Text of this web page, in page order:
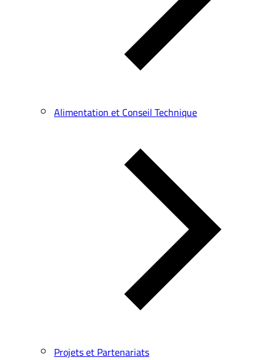
Alimentation et Conseil Technique
Projets et Partenariats